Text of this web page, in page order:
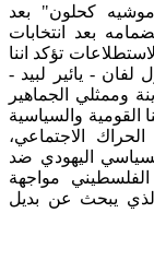
كحلون" بعد
بعد انتخابات
تؤكد اننا
- يائير لبيد -
وممثلي الجماهير
القومية والسياسية
الاجتماعي،
اليهودي ضد
مواجهة
يبحث عن بديل